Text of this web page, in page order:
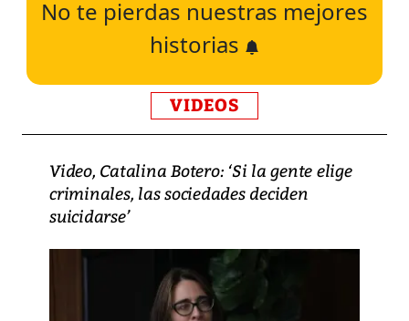
No te pierdas nuestras mejores
historias
VIDEOS
Video, Catalina Botero: ‘Si la gente elige
criminales, las sociedades deciden
suicidarse’